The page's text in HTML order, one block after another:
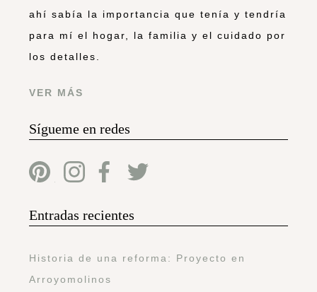
ahí sabía la importancia que tenía y tendría
para mí el hogar, la familia y el cuidado por
los detalles.
VER MÁS
Sígueme en redes
Entradas recientes
Historia de una reforma: Proyecto en
Arroyomolinos